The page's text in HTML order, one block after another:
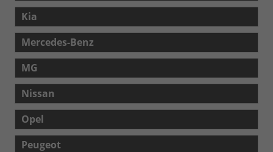
Kia
Mercedes-Benz
MG
Nissan
Opel
Peugeot